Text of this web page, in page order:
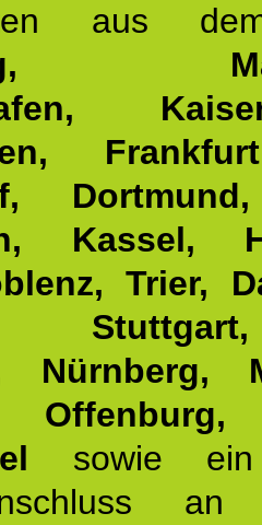
aus
Kassel,
Trier,
Nürnberg,
Offenburg,
sowie ein